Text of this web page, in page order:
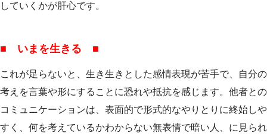
していくかが肝心です。
■ いまを生きる ■
これが足らないと、生き生きとした感情表現が苦手で、自分の
考えを言葉や形にすることに恐れや抵抗を感じます。他者との
コミュニケーションは、表面的で形式的なやりとりに終始しや
すく、何を考えているかわからない無表情で暗い人、に見られ